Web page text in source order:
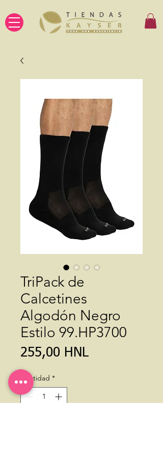
TriPack de
Calcetines
Algodón Negro
Estilo 99.HP3700
255,00 HNLPrecio
Cantidad *